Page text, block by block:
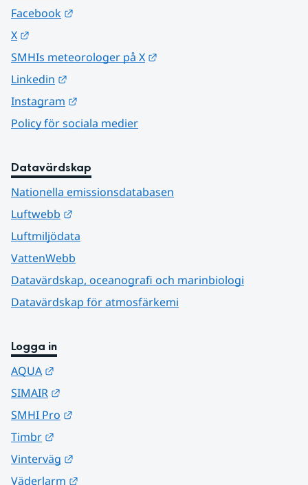
Facebook
X
SMHIs meteorologer på X
Linkedin
Instagram
Policy för sociala medier
Datavärdskap
Nationella emissionsdatabasen
Luftwebb
Luftmiljödata
VattenWebb
Datavärdskap, oceanografi och marinbiologi
Datavärdskap för atmosfärkemi
Logga in
AQUA
SIMAIR
SMHI Pro
Timbr
Vinterväg
Väderlarm